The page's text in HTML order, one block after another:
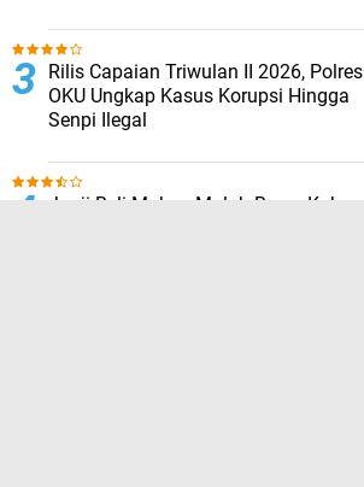
Rilis Capaian Triwulan II 2026, Polres
OKU Ungkap Kasus Korupsi Hingga
Senpi Ilegal
Janji Beli Makan Malah Bawa Kabur